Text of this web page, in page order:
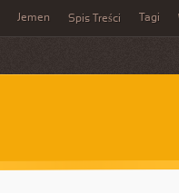
Jemen Spis Treści Tagi